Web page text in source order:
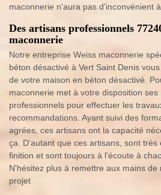
maconnerie n'aura pas d'inconvénient
Des artisans professionnels
maconnerie
Notre entreprise Weiss maconnerie
béton désactivé à Vert Saint Denis
de votre maison en béton désactivé.
maconnerie met à votre disposition
professionnels pour effectuer les
recommandations. Ayant suivi des
agrées, ces artisans ont la capacité
ça. D'autant que ces artisans, sont très
finition et sont toujours à l'écoute à
N'hésitez plus à remettre aux mains de
projet